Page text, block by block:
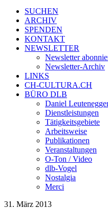
SUCHEN
ARCHIV
SPENDEN
KONTAKT
NEWSLETTER
Newsletter
Newsletter-Archiv
LINKS
CH-CULTURA.CH
BÜRO DLB
Daniel
Dienstleistungen
Tätigkeitsgebiete
Arbeitsweise
Publikationen
Veranstaltungen
O-Ton / Video
dlb-Vogel
Nostalgia
Merci
31. März 2013